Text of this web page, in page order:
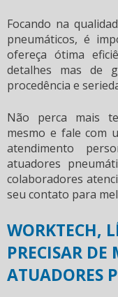
Focando na
pneumáticos, é
ofereça ótima
detalhes mas de
procedência e
Não perca mais
mesmo e fale com
atendimento
atuadores
colaboradores
seu contato para
WORKTECH,
PRECISAR
ATUADORES